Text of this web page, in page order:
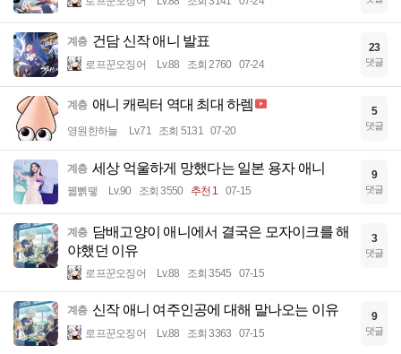
계층 건담 신작 애니 발표
로프꾼오징어 Lv.88 조회 2760 07-24
23
댓글
계층 애니 캐릭터 역대 최대 하렘
영원한하늘 Lv.71 조회 5131 07-20
5
댓글
계층 세상 억울하게 망했다는 일본 용자 애니
꿻뻵뗗 Lv.90 조회 3550 추천 1 07-15
9
댓글
계층 담배고양이 애니에서 결국은 모자이크를 해
야했던 이유
로프꾼오징어 Lv.88 조회 3545 07-15
3
댓글
계층 신작 애니 여주인공에 대해 말나오는 이유
로프꾼오징어 Lv.88 조회 3363 07-15
9
댓글